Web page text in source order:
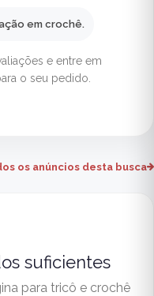
em crochê.
e entre em
o seu pedido.
os anúncios desta busca
suficientes
para tricô e crochê